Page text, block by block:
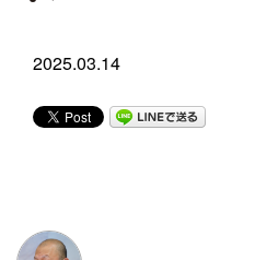
2025.03.14